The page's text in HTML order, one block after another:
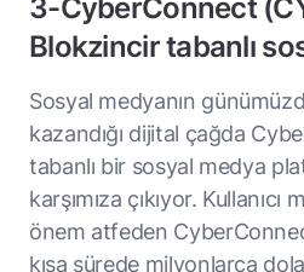
Blokzincir tabanlı
Sosyal medyanın
kazandığı dijital çağda
tabanlı bir sosyal medya
karşımıza çıkıyor.
önem atfeden
kısa sürede milyonlarca